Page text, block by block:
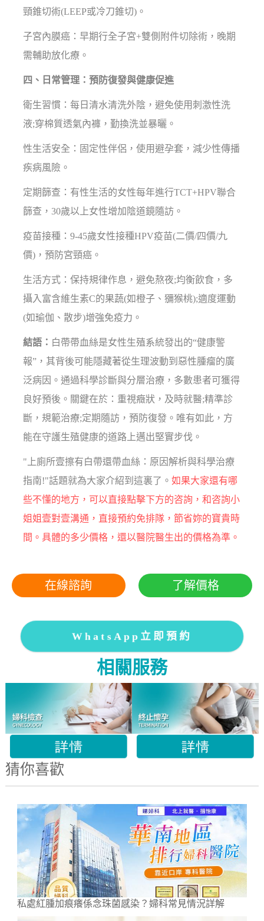
頸錐切術(LEEP或冷刀錐切)。
子宮內膜癌：早期行全子宮+雙側附件切除術，晚期
需輔助放化療。
四、日常管理：預防復發與健康促進
衛生習慣：每日清水清洗外陰，避免使用刺激性洗
液;穿棉質透氣內褲，勤換洗並暴曬。
性生活安全：固定性伴侶，使用避孕套，減少性傳播
疾病風險。
定期篩查：有性生活的女性每年進行TCT+HPV聯合
篩查，30歲以上女性增加陰道鏡隨訪。
疫苗接種：9-45歲女性接種HPV疫苗(二價/四價/九
價)，預防宮頸癌。
生活方式：保持規律作息，避免熬夜;均衡飲食，多
攝入富含維生素C的果蔬(如橙子、獼猴桃);適度運動
(如瑜伽、散步)增強免疫力。
結語： 白帶帶血絲是女性生殖系統發出的“健康警
報”，其背後可能隱藏著從生理波動到惡性腫瘤的廣
泛病因。通過科學診斷與分層治療，多數患者可獲得
良好預後。關鍵在於：重視癥狀，及時就醫;精準診
斷，規範治療;定期隨訪，預防復發。唯有如此，方
能在守護生殖健康的道路上邁出堅實步伐。
"上廁所壹擦有白帶還帶血絲：原因解析與科學治療
指南!"話題就為大家介紹到這裏了。如果大家還有哪
些不懂的地方，可以直接點擊下方的咨詢，和咨詢小
姐姐壹對壹溝通，直接預約免排隊，節省妳的寶貴時
間。具體的多少價格，還以醫院醫生出的價格為準。
在線諮詢 了解價格
WhatsApp立即預約
相關服務
猜你喜歡
私處紅腫加痕癢係念珠菌感染？婦科常見情況詳解